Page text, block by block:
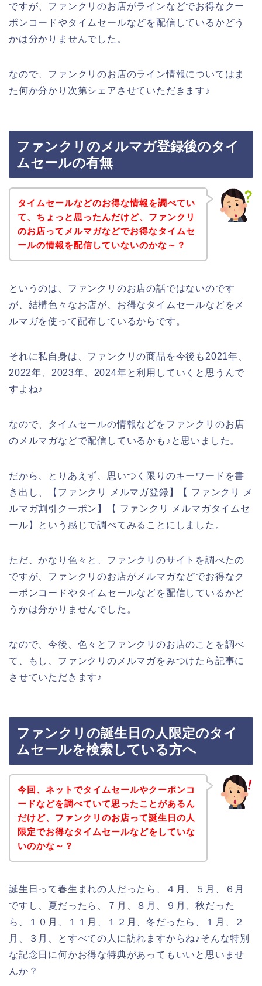
ですが、ファンクリのお店がラインなどでお得なクー
ポンコードやタイムセールなどを配信しているかどう
かは分かりませんでした。
なので、ファンクリのお店のライン情報についてはま
た何か分かり次第シェアさせていただきます♪
ファンクリのメルマガ登録後のタイ
ムセールの有無
タイムセールなどのお得な情報を調べてい
て、ちょっと思ったんだけど、ファンクリ
のお店ってメルマガなどでお得なタイムセ
ールの情報を配信していないのかな～？
というのは、ファンクリのお店の話ではないのです
が、結構色々なお店が、お得なタイムセールなどをメ
ルマガを使って配布しているからです。
それに私自身は、ファンクリの商品を今後も2021年、
2022年、2023年、2024年と利用していくと思うんで
すよね♪
なので、タイムセールの情報などをファンクリのお店
のメルマガなどで配信しているかも♪と思いました。
だから、とりあえず、思いつく限りのキーワードを書
き出し、【ファンクリ メルマガ登録】【 ファンクリ メ
ルマガ割引クーポン】【 ファンクリ メルマガタイムセ
ール】という感じで調べてみることにしました。
ただ、かなり色々と、ファンクリのサイトを調べたの
ですが、ファンクリのお店がメルマガなどでお得なク
ーポンコードやタイムセールなどを配信しているかど
うかは分かりませんでした。
なので、今後、色々とファンクリのお店のことを調べ
て、もし、ファンクリのメルマガをみつけたら記事に
させていただきます♪
ファンクリの誕生日の人限定のタイ
ムセールを検索している方へ
今回、ネットでタイムセールやクーポンコ
ードなどを調べていて思ったことがあるん
だけど、ファンクリのお店って誕生日の人
限定でお得なタイムセールなどをしていな
いのかな～？
誕生日って春生まれの人だったら、４月、５月、６月
ですし、夏だったら、７月、８月、９月、秋だった
ら、１０月、１１月、１２月、冬だったら、１月、２
月、３月、とすべての人に訪れますからね♪そんな特別
な記念日に何かお得な特典があってもいいと思いませ
んか？